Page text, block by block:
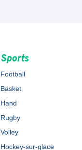
Sports
Football
Basket
Hand
Rugby
Volley
Hockey-sur-glace